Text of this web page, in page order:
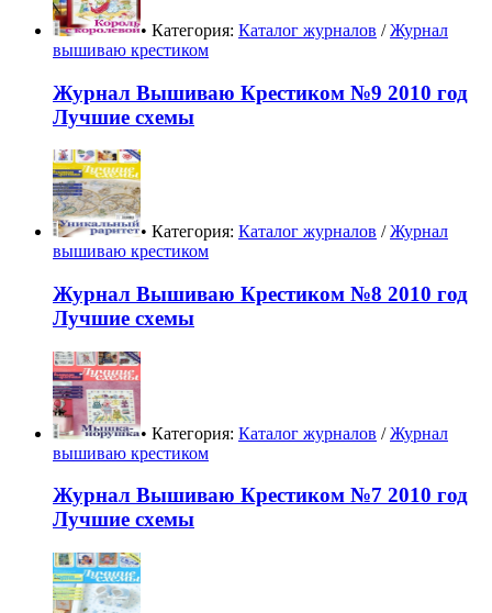
• Категория: Каталог журналов /Журнал
вышиваю крестиком
Журнал Вышиваю Крестиком №9 2010 год
Лучшие схемы
• Категория: Каталог журналов /Журнал
вышиваю крестиком
Журнал Вышиваю Крестиком №8 2010 год
Лучшие схемы
• Категория: Каталог журналов /Журнал
вышиваю крестиком
Журнал Вышиваю Крестиком №7 2010 год
Лучшие схемы